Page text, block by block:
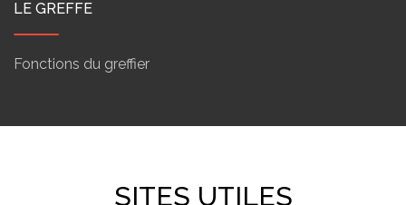
LE GREFFE
Fonctions du greffier
SITES UTILES